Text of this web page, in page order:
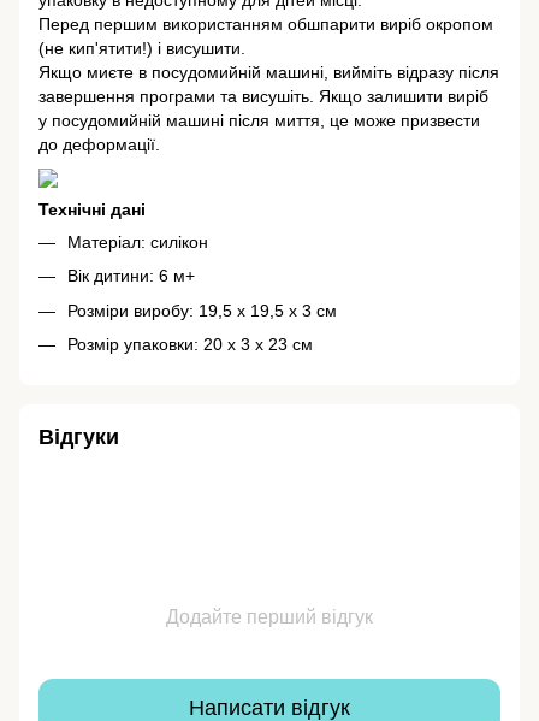
Перед першим використанням обшпарити виріб окропом
(не кип'ятити!) і висушити.
Якщо миєте в посудомийній машині, вийміть відразу після
завершення програми та висушіть. Якщо залишити виріб
у посудомийній машині після миття, це може призвести
до деформації.
Технічні дані
Матеріал: силікон
Вік дитини: 6 м+
Розміри виробу: 19,5 х 19,5 х 3 см
Розмір упаковки: 20 х 3 х 23 см
Відгуки
Додайте перший відгук
Написати відгук